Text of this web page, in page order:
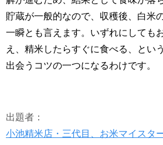
貯蔵が一般的なので、収穫後、白米
一瞬とも言えます。いずれにしても
え、精米したらすぐに食べる、とい
出会うコツの一つになるわけです。
出題者：
小池精米店・三代目、お米マイスタ